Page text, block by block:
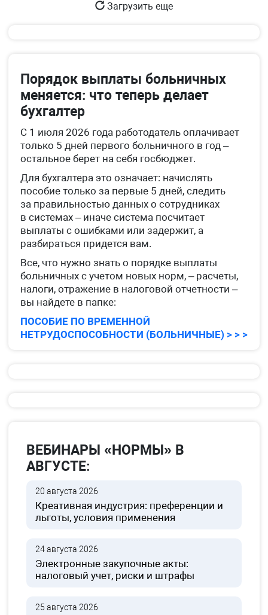
Загрузить еще
Порядок выплаты больничных
меняется: что теперь делает
бухгалтер
С 1 июля 2026 года работодатель оплачивает
только 5 дней первого больничного в год –
остальное берет на себя госбюджет.
Для бухгалтера это означает: начислять
пособие только за первые 5 дней, следить
за правильностью данных о сотрудниках
в системах – иначе система посчитает
выплаты с ошибками или задержит, а
разбираться придется вам.
Все, что нужно знать о порядке выплаты
больничных с учетом новых норм, – расчеты,
налоги, отражение в налоговой отчетности –
вы найдете в папке:
ПОСОБИЕ ПО ВРЕМЕННОЙ
НЕТРУДОСПОСОБНОСТИ (БОЛЬНИЧНЫЕ) > > >
ВЕБИНАРЫ «НОРМЫ» В
АВГУСТЕ:
20 августа 2026
Креативная индустрия: преференции и
льготы, условия применения
24 августа 2026
Электронные закупочные акты:
налоговый учет, риски и штрафы
25 августа 2026